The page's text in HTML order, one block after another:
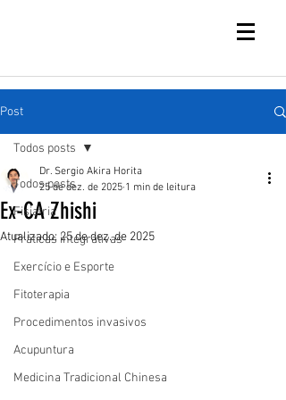
Post
Todos posts
Fisiatria
Práticas integrativas
Exercício e Esporte
Fitoterapia
Procedimentos invasivos
Acupuntura
Medicina Tradicional Chinesa
Todos posts
Ex-CA Zhishi
Dr. Sergio Akira Horita
25 de dez. de 2025 1 min de leitura
Atualizado: 25 de dez. de 2025